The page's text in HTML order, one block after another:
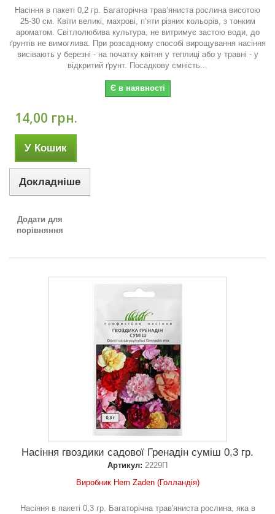
Насіння в пакеті 0,2 гр. Багаторічна трав’яниста рослина висотою
25-30 см. Квіти великі, махрові, п’яти різних кольорів, з тонким
ароматом. Світлолюбива культура, не витримує застою води, до
ґрунтів не вимоглива. При розсадному способі вирощування насіння
висівають у березні - на початку квітня у теплиці або у травні - у
відкритий ґрунт. Посадкову ємність...
Є в наявності
14,00 грн.
У Кошик
Докладніше
Додати для
порівняння
Насіння гвоздики садової Гренадін суміш 0,3 гр.
Артикул: 2229П
Виробник Hem Zaden (Голландія)
Насіння в пакеті 0,3 гр. Багаторічна трав'яниста рослина, яка в